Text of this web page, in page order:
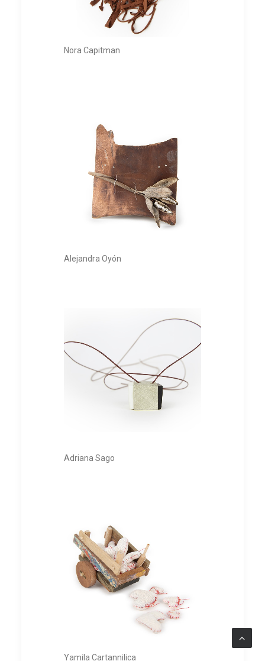
Nora Capitman
Alejandra Oyón
Adriana Sago
Yamila Cartannilica